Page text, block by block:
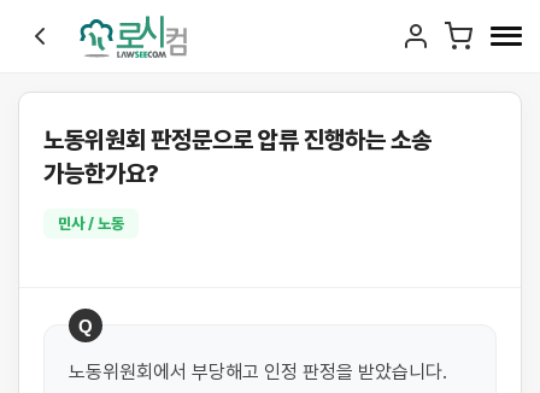
노동위원회 판정문으로 압류 진행하는 소송
가능한가요?
민사 / 노동
Q
노동위원회에서 부당해고 인정 판정을 받았습니다.